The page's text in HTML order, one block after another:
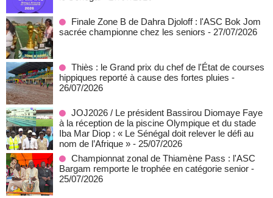
Finale Zone B de Dahra Djoloff : l'ASC Bok Jom
sacrée championne chez les seniors - 27/07/2026
Thiès : le Grand prix du chef de l'État de courses
hippiques reporté à cause des fortes pluies -
26/07/2026
JOJ2026 / Le président Bassirou Diomaye Faye
à la réception de la piscine Olympique et du stade
Iba Mar Diop : « Le Sénégal doit relever le défi au
nom de l’Afrique » - 25/07/2026
Championnat zonal de Thiamène Pass : l'ASC
Bargam remporte le trophée en catégorie senior -
25/07/2026